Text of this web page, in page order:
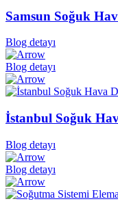
Samsun Soğuk
Blog detayı
Blog detayı
İstanbul Soğuk
Blog detayı
Blog detayı